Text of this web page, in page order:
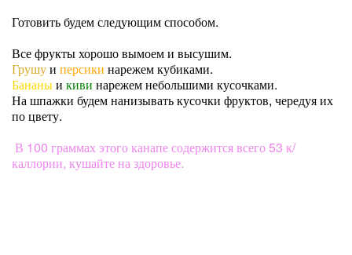
Готовить будем следующим способом.
Все фрукты хорошо вымоем и высушим.
Грушуи персики нарежем кубиками.
Бананыи киви нарежем небольшими кусочками.
На шпажки будем нанизывать кусочки фруктов, чередуя их
по цвету.
В 100 граммах этого канапе содержится всего 53 к/
каллории, кушайте на здоровье.